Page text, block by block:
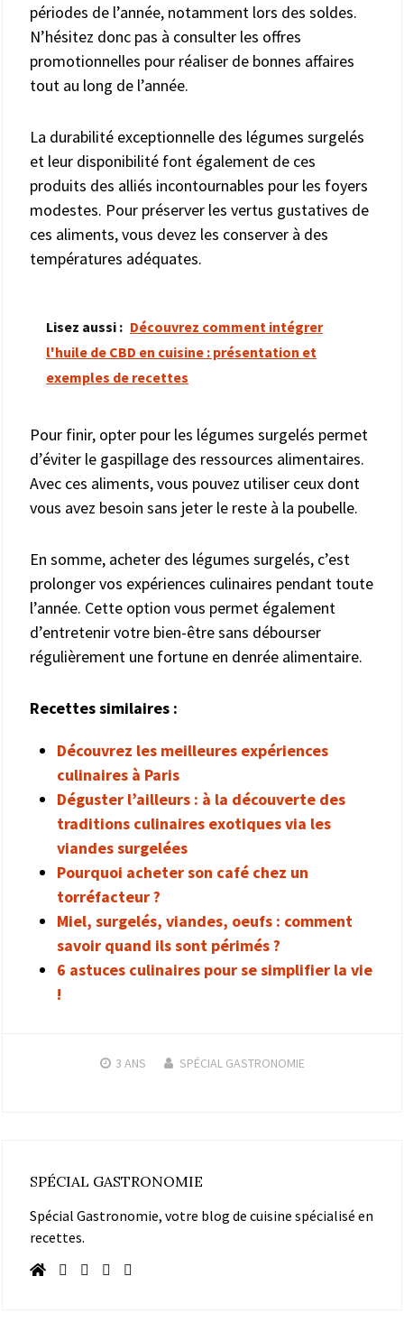
périodes de l’année, notamment lors des soldes.
N’hésitez donc pas à consulter les offres
promotionnelles pour réaliser de bonnes affaires
tout au long de l’année.
La durabilité exceptionnelle des légumes surgelés
et leur disponibilité font également de ces
produits des alliés incontournables pour les foyers
modestes. Pour préserver les vertus gustatives de
ces aliments, vous devez les conserver à des
températures adéquates.
Lisez aussi : Découvrez comment intégrer
l'huile de CBD en cuisine : présentation et
exemples de recettes
Pour finir, opter pour les légumes surgelés permet
d’éviter le gaspillage des ressources alimentaires.
Avec ces aliments, vous pouvez utiliser ceux dont
vous avez besoin sans jeter le reste à la poubelle.
En somme, acheter des légumes surgelés, c’est
prolonger vos expériences culinaires pendant toute
l’année. Cette option vous permet également
d’entretenir votre bien-être sans débourser
régulièrement une fortune en denrée alimentaire.
Recettes similaires :
Découvrez les meilleures expériences
culinaires à Paris
Déguster l’ailleurs : à la découverte des
traditions culinaires exotiques via les
viandes surgelées
Pourquoi acheter son café chez un
torréfacteur ?
Miel, surgelés, viandes, oeufs : comment
savoir quand ils sont périmés ?
6 astuces culinaires pour se simplifier la vie
!
3 ANS SPÉCIAL GASTRONOMIE
SPÉCIAL GASTRONOMIE
Spécial Gastronomie, votre blog de cuisine spécialisé en
recettes.